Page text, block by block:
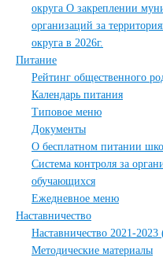
округа О закреплении
организаций за
округа в 2026г.
Питание
Рейтинг общественного
Календарь питания
Типовое меню
Документы
О бесплатном питании
Система контроля за
обучающихся
Ежедневное меню
Наставничество
Наставничество 2021-2023
Методические материалы